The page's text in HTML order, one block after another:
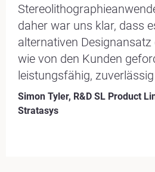
daher war uns klar, dass
alternativen Designansatz
wie von den Kunden
leistungsfähig,
Simon Tyler, R&D SL Product
Stratasys